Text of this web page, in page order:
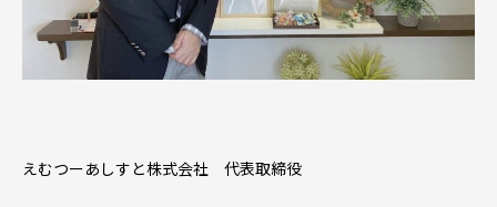
えむつーあしすと株式会社 代表取締役